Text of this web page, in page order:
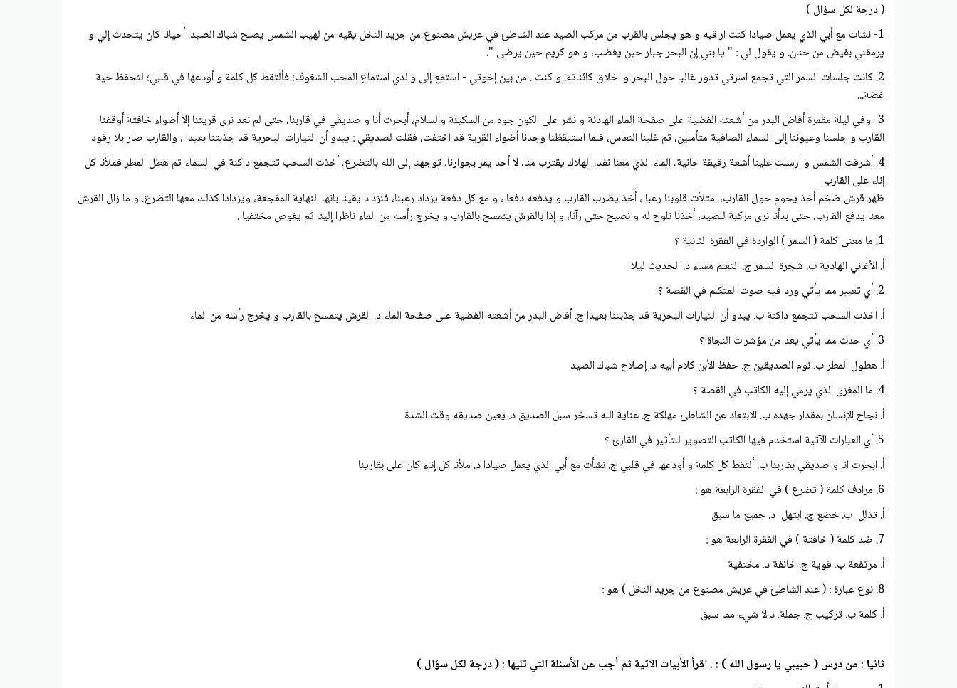
( درجة لكل سؤال )
1- نشات مع أبي الذي يعمل صيادا كنت اراقبه و هو يجلس بالقرب من مركب الصيد عند الشاطئ في عريش مصنوع من جريد النخل يقيه من لهيب الشمس يصلح شباك الصيد. أحيانا كان يتحدث إلي و
يرمقني بفيض من حنان. و يقول لي : " يا بني إن البحر جبار حين يغضب، و هو كريم حين يرضى ".
2. كانت جلسات السمر التي تجمع اسرتي تدور غالبا حول البحر و اخلاق كائناته. و كنت . من بين إخوتي - استمع إلى والدي استماع المحب الشغوف؛ فألتقط كل كلمة و أودعها في قلبي؛ لتحفظ حية
غضة...
3- وفي ليلة مقمرة أفاض البدر من أشعته الفضية على صفحة الماء الهادئة و نشر على الكون جوه من السكينة والسلام، أبحرت أنا و صديقي في قاربنا، حتى لم نعد نرى قريتنا إلا أضواء خافتة أوقفنا
القارب و جلسنا وعيوننا إلى السماء الصافية متأملين، ثم غلبنا النعاس، فلما استيقظنا وجدنا أضواء القرية قد اختفت، فقلت لصديقي : يبدو أن التيارات البحرية قد جذبتنا بعيدا ، والقارب صار بلا رقود
4. أشرقت الشمس و ارسلت علينا أشعة رقيقة حانية، الماء الذي معنا نفد، الهلاك يقترب منا، لا أحد يمر بجوارنا، توجهنا إلى الله بالتضرع، أخذت السحب تتجمع داكنة في السماء ثم هطل المطر فملأنا كل
إناء على القارب
ظهر قرش ضخم أخذ يحوم حول القارب، امتلأت قلوبنا رعبا ، أخذ يضرب القارب و يدفعه دفعا ، و مع كل دفعة يزداد رعبنا، فنزداد يقينا بانها النهاية المفجعة، ويزدادا كذلك معها التضرع. و ما زال القرش
معنا يدفع القارب، حتى بدأنا نرى مركبة للصيد، أخذنا نلوح له و نصيح حتى رآنا، و إذا بالقرش يتمسح بالقارب و يخرج رأسه من الماء ناظرا إلينا ثم يغوص مختفيا .
1. ما معنى كلمة ( السمر ) الواردة في الفقرة الثانية ؟
أ. الأغاني الهادية ب. شجرة السمر ج. التعلم مساء د. الحديث ليلا
2. أي تعبير مما يأتي ورد فيه صوت المتكلم في القصة ؟
أ. اخذت السحب تتجمع داكنة ب. يبدو أن التيارات البحرية قد جذبتنا بعيدا ج. أفاض البدر من أشعته الفضية على صفحة الماء د. القرش يتمسح بالقارب و يخرج رأسه من الماء
3. أي حدث مما يأتي يعد من مؤشرات النجاة ؟
أ. هطول المطر ب. نوم الصديقين ج. حفظ الأبن كلام أبيه د. إصلاح شباك الصيد
4. ما المغزى الذي يرمي إليه الكاتب في القصة ؟
أ. نجاح الإنسان بمقدار جهده ب. الابتعاد عن الشاطئ مهلكة ج. عناية الله تسخر سبل الصديق د. يعين صديقه وقت الشدة
5. أي العبارات الآتية استخدم فيها الكاتب التصوير للتأثير في القارئ ؟
أ. ابحرت انا و صديقي بقاربنا ب. ألتقط كل كلمة و أودعها في قلبي ج. نشأت مع أبي الذي يعمل صيادا د. ملأنا كل إناء كان على بقارينا
6. مرادف كلمة ( تضرع ) في الفقرة الرابعة هو :
أ. تذلل ب. خضع ج. ابتهل د. جميع ما سبق
7. ضد كلمة ( خافتة ) في الفقرة الرابعة هو :
أ. مرتفعة ب. قوية ج. خائفة د. مختفية
8. نوع عبارة : ( عند الشاطئ في عريش مصنوع من جريد النخل ) هو :
أ. كلمة ب. تركيب ج. جملة. د لا شيء مما سبق
ثانيا : من درس ( حبيبي يا رسول الله ) : . اقرأ الأبيات الآتية ثم أجب عن الأسئلة التي تليها : ( درجة لكل سؤال )